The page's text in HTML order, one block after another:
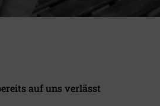
auf uns verlässt